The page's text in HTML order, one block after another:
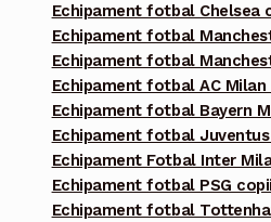
Echipament fotbal Chelsea
Echipament fotbal
Echipament fotbal
Echipament fotbal AC Milan
Echipament fotbal Bayern
Echipament fotbal
Echipament Fotbal Inter
Echipament fotbal PSG copii
Echipament fotbal